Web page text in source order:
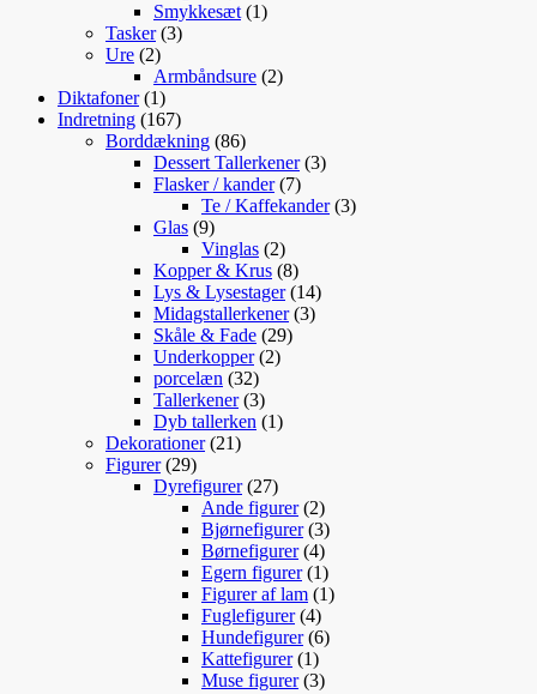
varer
Smykkesæt 11
Tasker 33
Ure 22
varer
Armbåndsure 22
Diktafoner 11
vare
Indretning 167167
varer
Borddækning 8686
varer
Dessert Tallerkener 33
Flasker / kander 77
varer
Te / Kaffekander 33
Glas 99
varer
Vinglas 22
varer
Kopper & Krus 88
varer
Lys & Lysestager 1414
varer
Midagstallerkener 33
Skåle & Fade 2929
Underkopper 22
porcelæn 3232
varer
Tallerkener 33
varer
Dyb tallerken 11
Dekorationer 2121
Figurer 2929
varer
Dyrefigurer 2727
varer
Ande figurer 22
varer
Bjørnefigurer 33
varer
Børnefigurer 44
varer
Egern figurer 11
vare
Figurer af lam 11
Fuglefigurer 44
varer
Hundefigurer 66
Kattefigurer 11
vare
Muse figurer 33